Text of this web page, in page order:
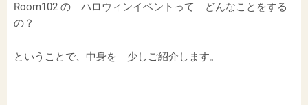
Room102 の ハロウィンイベントって どんなことをする
の？
ということで、中身を 少しご紹介します。